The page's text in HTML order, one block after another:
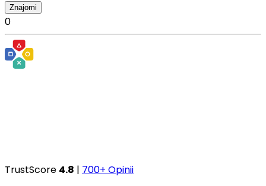
Znajomi
0
TrustScore 4.8 | 700+ Opinii